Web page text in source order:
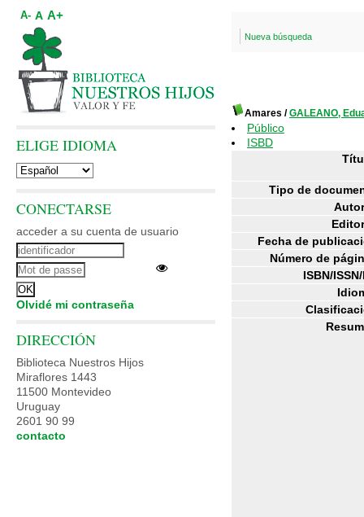
Nueva búsqueda
Amares /GALEANO,
Público
ISBD
Tipo de
Fecha de
Número de
ISBN/
A- A A+
ELIGE IDIOMA
CONECTARSE
acceder a su cuenta de usuario
Olvidé mi contraseña
DIRECCIÓN
Biblioteca Nuestros Hijos
Miraflores 1443
11500 Montevideo
Uruguay
2601 90 99
contacto